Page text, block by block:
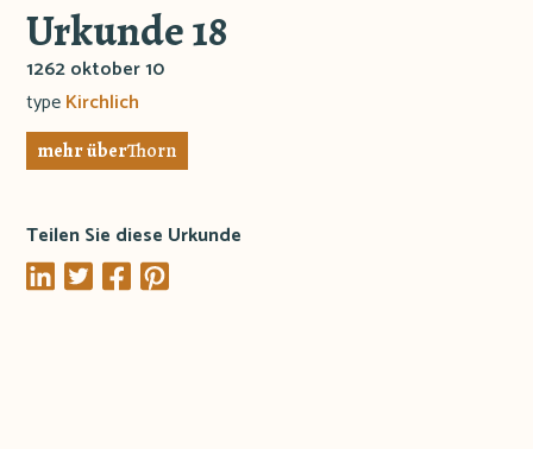
Urkunde 18
1262 oktober 10
typeKirchlich
mehr überThorn
Teilen Sie diese Urkunde